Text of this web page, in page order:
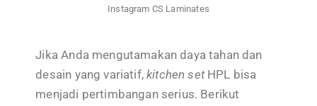
Instagram CS Laminates
Jika Anda mengutamakan daya tahan dan
desain yang variatif,kitchen setHPL bisa
menjadi pertimbangan serius. Berikut